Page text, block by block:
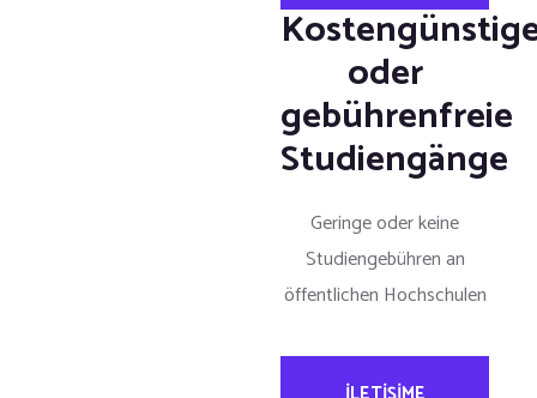
oder
gebührenfreie
Studiengänge
Geringe oder keine
Studiengebühren an
öffentlichen Hochschulen